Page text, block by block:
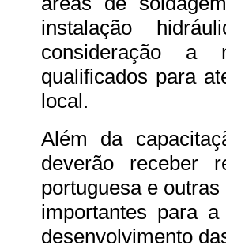
instalação
consideração a
qualificados para
local.
Além da
deverão receber
portuguesa e
importantes para
desenvolvimento